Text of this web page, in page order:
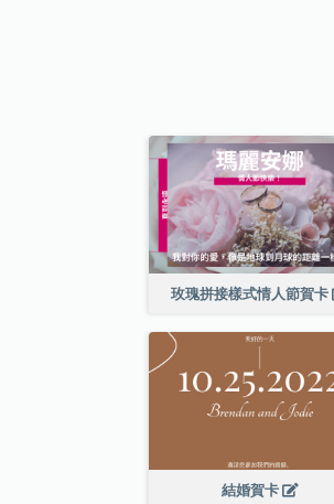
玫瑰拼接樣式情人節賀卡
結婚賀卡